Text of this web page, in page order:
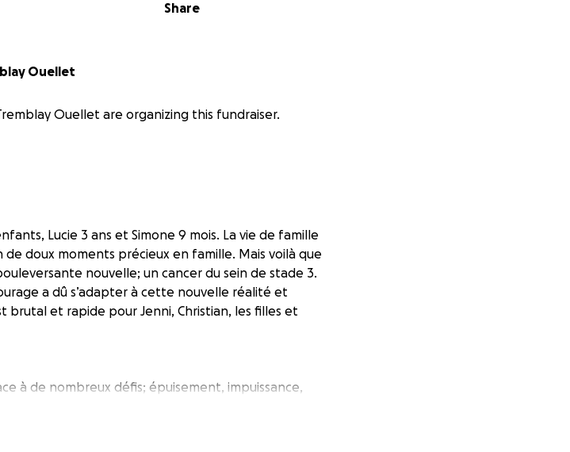
Share
Ouellet
Ouellet are organizing this fundraiser.
Lucie 3 ans et Simone 9 mois. La vie de famille
doux moments précieux en famille. Mais voilà que
nouvelle; un cancer du sein de stade 3.
a dû s’adapter à cette nouvelle réalité et
brutal et rapide pour Jenni, Christian, les filles et
à de nombreux défis; épuisement, impuissance,
a commencé ses traitements de chimiothérapie